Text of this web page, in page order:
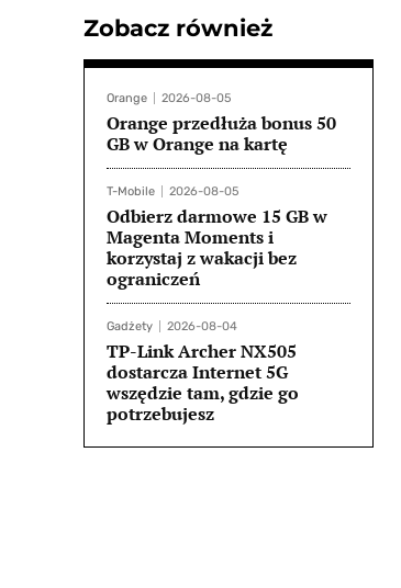
Zobacz również
Orange 2026-08-05
Orange przedłuża bonus 50
GB w Orange na kartę
T-Mobile 2026-08-05
Odbierz darmowe 15 GB w
Magenta Moments i
korzystaj z wakacji bez
ograniczeń
Gadżety 2026-08-04
TP-Link Archer NX505
dostarcza Internet 5G
wszędzie tam, gdzie go
potrzebujesz